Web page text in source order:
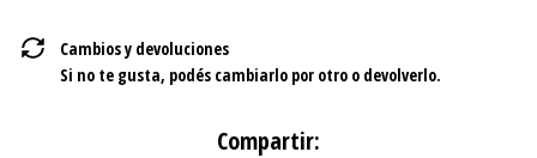
Cambios y devoluciones
Si no te gusta, podés cambiarlo por otro o devolverlo.
Compartir: